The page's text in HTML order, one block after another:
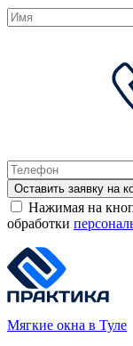
Оставить заявку на
Нажимая на
обработки
Мягкие окна в Туле